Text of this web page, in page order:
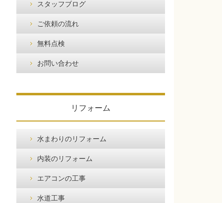
スタッフブログ
ご依頼の流れ
無料点検
お問い合わせ
リフォーム
水まわりのリフォーム
内装のリフォーム
エアコンの工事
水道工事